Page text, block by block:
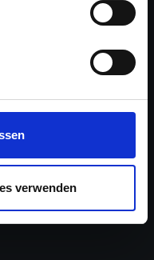
verwenden